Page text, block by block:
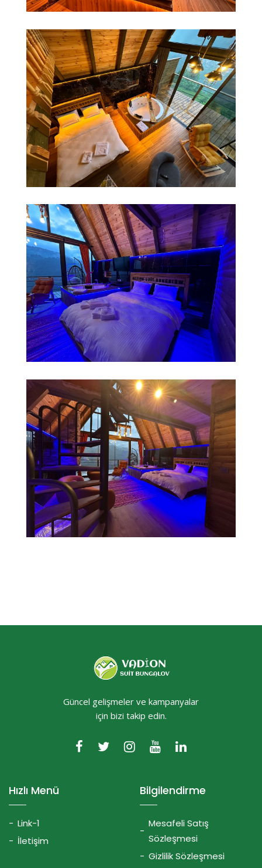
Güncel gelişmeler ve kampanyalar
için bizi takip edin.
Hızlı Menü
Link-1
İletişim
Bilgilendirme
Mesafeli Satış
Sözleşmesi
Gizlilik Sözleşmesi